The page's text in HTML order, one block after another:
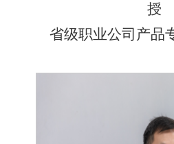
授
省级职业公司产品